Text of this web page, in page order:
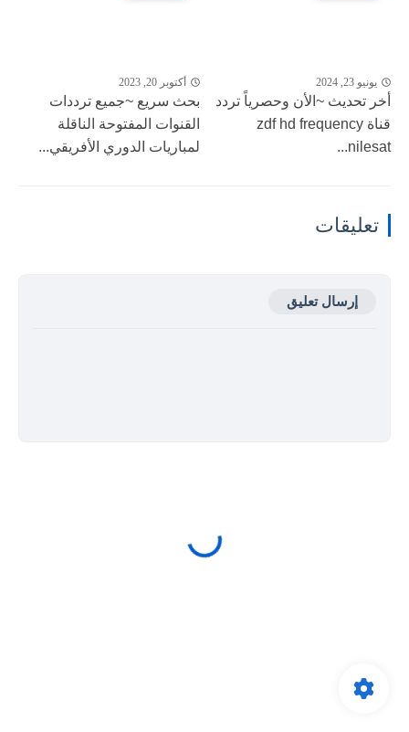
يونيو 23, 2024
أخر تحديث ~الأن وحصرياً تردد
قناة zdf hd frequency
nilesat...
أكتوبر 20, 2023
بحث سريع ~جميع ترددات
القنوات المفتوحة الناقلة
لمباريات الدوري الأفريقي...
تعليقات
إرسال تعليق